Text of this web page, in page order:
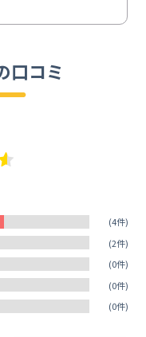
口コミ
(4件)
(2件)
(0件)
(0件)
(0件)